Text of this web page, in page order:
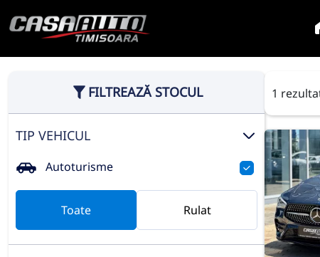
FILTREAZĂ STOCUL
TIP VEHICUL
Autoturisme
Toate Rulat
1